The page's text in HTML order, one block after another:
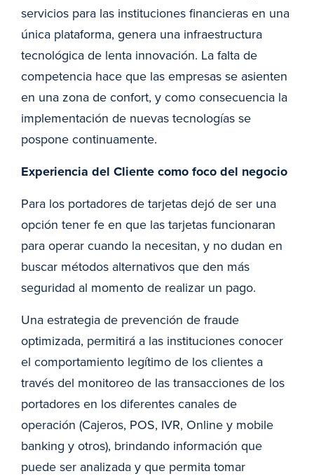
servicios para las instituciones financieras en una
única plataforma, genera una infraestructura
tecnológica de lenta innovación. La falta de
competencia hace que las empresas se asienten
en una zona de confort, y como consecuencia la
implementación de nuevas tecnologías se
pospone continuamente.
Experiencia del Cliente como foco del negocio
Para los portadores de tarjetas dejó de ser una
opción tener fe en que las tarjetas funcionaran
para operar cuando la necesitan, y no dudan en
buscar métodos alternativos que den más
seguridad al momento de realizar un pago.
Una estrategia de prevención de fraude
optimizada, permitirá a las instituciones conocer
el comportamiento legítimo de los clientes a
través del monitoreo de las transacciones de los
portadores en los diferentes canales de
operación (Cajeros, POS, IVR, Online y mobile
banking y otros), brindando información que
puede ser analizada y que permita tomar